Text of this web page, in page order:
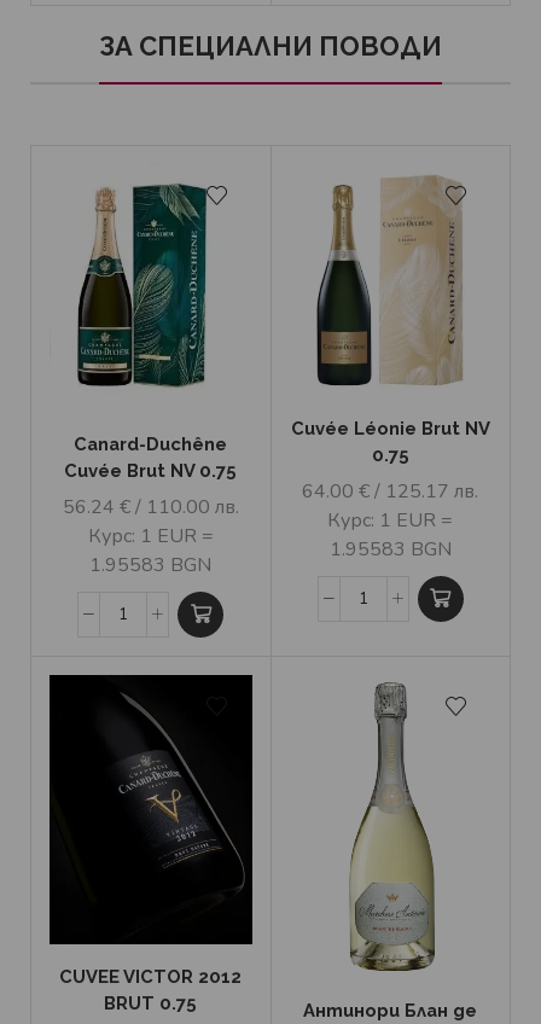
ЗА СПЕЦИАЛНИ ПОВОДИ
Canard-Duchêne
Cuvée Brut NV 0.75
56.24 €/ 110.00 лв.
Курс: 1 EUR =
1.95583 BGN
Cuvée Léonie Brut NV
0.75
64.00€/ 125.17 лв.
Курс: 1 EUR =
1.95583 BGN
CUVEE VICTOR 2012
BRUT 0.75
Антинори Блан де